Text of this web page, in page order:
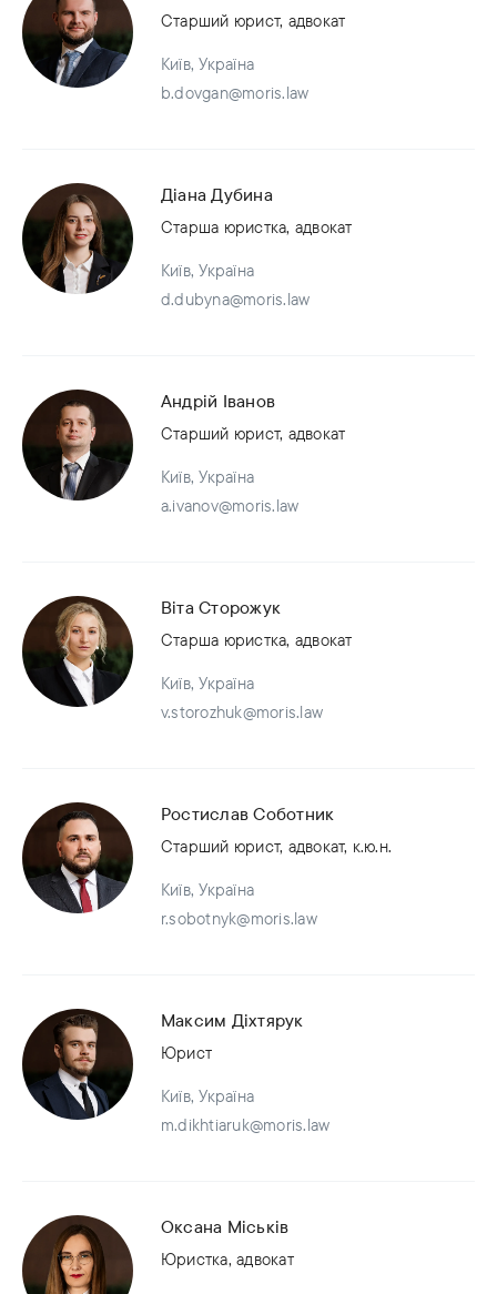
Старший юрист, адвокат
Київ, Україна
b.dovgan@moris.law
Діана Дубина
Старша юристка, адвокат
Київ, Україна
d.dubyna@moris.law
Андрій Іванов
Старший юрист, адвокат
Київ, Україна
a.ivanov@moris.law
Віта Сторожук
Старша юристка, адвокат
Київ, Україна
v.storozhuk@moris.law
Ростислав Соботник
Старший юрист, адвокат, к.ю.н.
Київ, Україна
r.sobotnyk@moris.law
Максим Діхтярук
Юрист
Київ, Україна
m.dikhtiaruk@moris.law
Оксана Міськів
Юристка, адвокат